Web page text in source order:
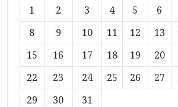
1 2 3 4 5 6
8
9 10 11 12 13
15
16 17 18 19 20
22
23 24 25 26 27
29
30
31